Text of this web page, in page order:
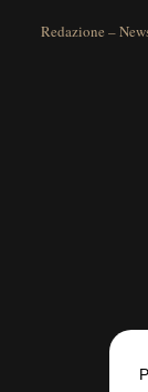
Redazione –